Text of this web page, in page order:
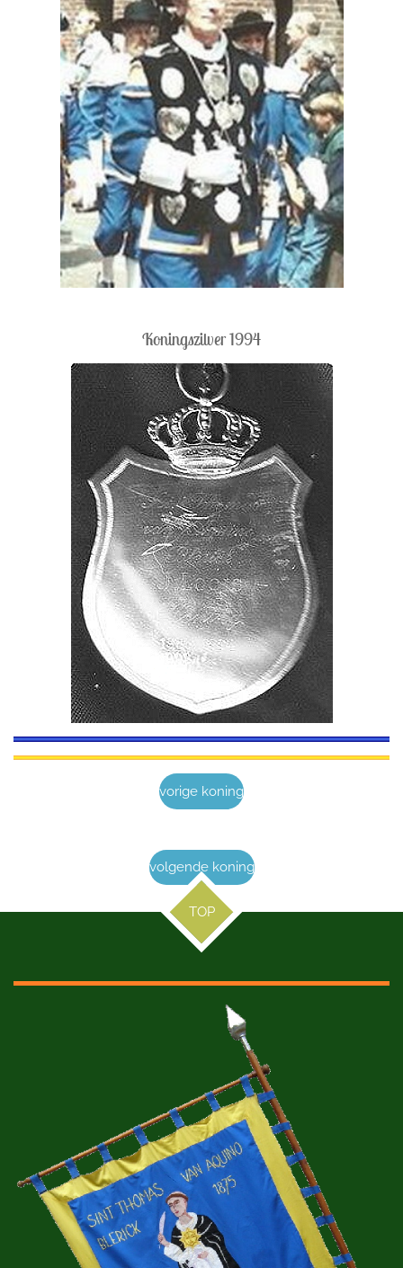
Koningszilver 1994
vorige koning
volgende koning
TOP